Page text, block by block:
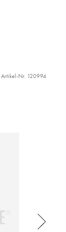
Artikel-Nr. 120994